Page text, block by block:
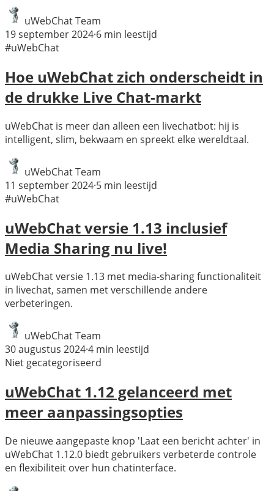
uWebChat Team
19 september 2024·6 min leestijd
#uWebChat
Hoe uWebChat zich onderscheidt in
de drukke Live Chat-markt
uWebChat is meer dan alleen een livechatbot: hij is
intelligent, slim, bekwaam en spreekt elke wereldtaal.
uWebChat Team
11 september 2024·5 min leestijd
#uWebChat
uWebChat versie 1.13 inclusief
Media Sharing nu live!
uWebChat versie 1.13 met media-sharing functionaliteit
in livechat, samen met verschillende andere
verbeteringen.
uWebChat Team
30 augustus 2024·4 min leestijd
Niet gecategoriseerd
uWebChat 1.12 gelanceerd met
meer aanpassingsopties
De nieuwe aangepaste knop 'Laat een bericht achter' in
uWebChat 1.12.0 biedt gebruikers verbeterde controle
en flexibiliteit over hun chatinterface.